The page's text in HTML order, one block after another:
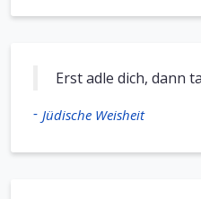
Erst adle dich, dann
- Jüdische Weisheit